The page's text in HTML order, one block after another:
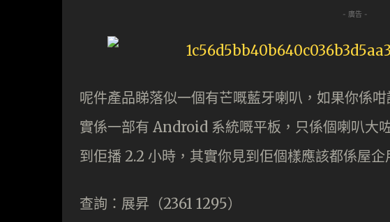
- 廣告 -
呢件產品睇落似一個有芒嘅藍牙喇叭，如果你係
實係一部有 Android 系統嘅平板，只係個喇叭大
到佢播 2.2 小時，其實你見到佢個樣應該都係屋
查詢：展昇（2361 1295）